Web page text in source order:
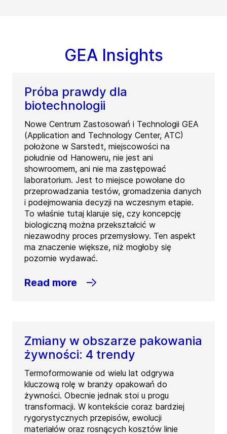
GEA Insights
Próba prawdy dla
biotechnologii
Nowe Centrum Zastosowań i Technologii GEA
(Application and Technology Center, ATC)
położone w Sarstedt, miejscowości na
południe od Hanoweru, nie jest ani
showroomem, ani nie ma zastępować
laboratorium. Jest to miejsce powołane do
przeprowadzania testów, gromadzenia danych
i podejmowania decyzji na wczesnym etapie.
To właśnie tutaj klaruje się, czy koncepcję
biologiczną można przekształcić w
niezawodny proces przemysłowy. Ten aspekt
ma znaczenie większe, niż mogłoby się
pozornie wydawać.
Read more
Zmiany w obszarze pakowania
żywności: 4 trendy
Termoformowanie od wielu lat odgrywa
kluczową rolę w branży opakowań do
żywności. Obecnie jednak stoi u progu
transformacji. W kontekście coraz bardziej
rygorystycznych przepisów, ewolucji
materiałów oraz rosnących kosztów linie